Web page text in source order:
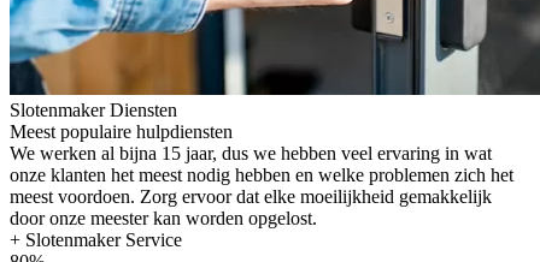
Slotenmaker Diensten
Meest populaire hulpdiensten
We werken al bijna 15 jaar, dus we hebben veel ervaring in wat
onze klanten het meest nodig hebben en welke problemen zich het
meest voordoen. Zorg ervoor dat elke moeilijkheid gemakkelijk
door onze meester kan worden opgelost.
+ Slotenmaker Service